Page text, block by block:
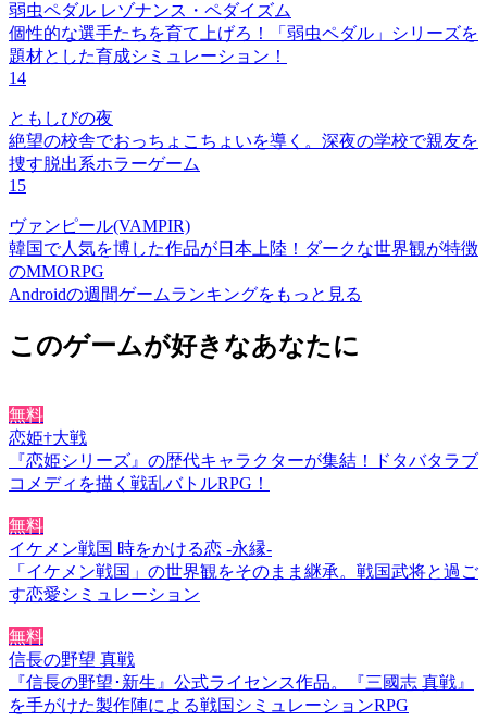
弱虫ペダル レゾナンス・ペダイズム
個性的な選手たちを育て上げろ！「弱虫ペダル」シリーズを
題材とした育成シミュレーション！
14
ともしびの夜
絶望の校舎でおっちょこちょいを導く。深夜の学校で親友を
捜す脱出系ホラーゲーム
15
ヴァンピール(VAMPIR)
韓国で人気を博した作品が日本上陸！ダークな世界観が特徴
のMMORPG
Androidの週間ゲームランキングをもっと見る
このゲームが好きなあなたに
無料
恋姫†大戦
『恋姫シリーズ』の歴代キャラクターが集結！ドタバタラブ
コメディを描く戦乱バトルRPG！
無料
イケメン戦国 時をかける恋 -永縁-
「イケメン戦国」の世界観をそのまま継承。戦国武将と過ご
す恋愛シミュレーション
無料
信長の野望 真戦
『信長の野望･新生』公式ライセンス作品。『三國志 真戦』
を手がけた製作陣による戦国シミュレーションRPG